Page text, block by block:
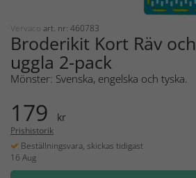
Vervaco art. nr: 460783
Broderikit Kort Räv och
uggla 2-pack
Mönster: Svenska, engelska och tyska.
179 kr
Prishistorik
Beställningsvara, skickas tidigast
16 Aug